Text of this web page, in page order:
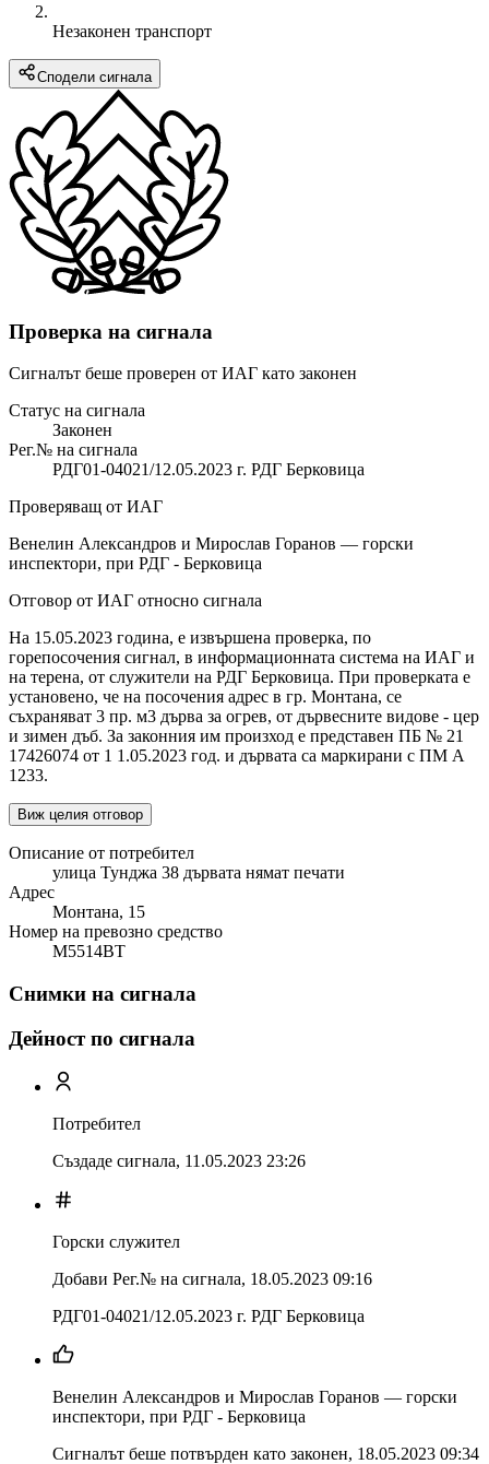
Незаконен транспорт
Сподели сигнала
Проверка на сигнала
Сигналът беше проверен от ИАГ като законен
Статус на сигнала
Законен
Рег.№ на сигнала
РДГ01-04021/12.05.2023 г. РДГ Берковица
Проверяващ от ИАГ
Венелин Александров и Мирослав Горанов — горски
инспектори, при РДГ - Берковица
Отговор от ИАГ относно сигнала
На 15.05.2023 година, е извършена проверка, по
горепосочения сигнал, в информационната система на ИАГ и
на терена, от служители на РДГ Берковица. При проверката е
установено, че на посочения адрес в гр. Монтана, се
съхраняват 3 пр. м3 дърва за огрев, от дървесните видове - цер
и зимен дъб. За законния им произход е представен ПБ № 21
17426074 от 1 1.05.2023 год. и дървата са маркирани с ПМ А
1233.
Виж целия отговор
Описание от потребител
улица Тунджа 38 дървата нямат печати
Адрес
Монтана, 15
Номер на превозно средство
М5514ВТ
Снимки на сигнала
Дейност по сигнала
Потребител
Създаде сигнала, 11.05.2023 23:26
Горски служител
Добави Рег.№ на сигнала, 18.05.2023 09:16
РДГ01-04021/12.05.2023 г. РДГ Берковица
Венелин Александров и Мирослав Горанов — горски
инспектори, при РДГ - Берковица
Сигналът беше потвърден като законен, 18.05.2023 09:34